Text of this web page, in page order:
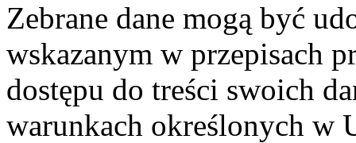
Zebrane dane mogą być
wskazanym w przepisach
dostępu do treści swoich
warunkach określonych w